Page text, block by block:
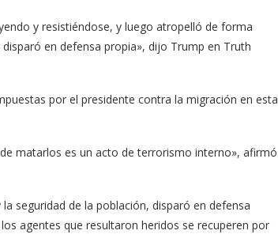
y resistiéndose, y luego atropelló de forma
en defensa propia», dijo Trump en Truth
por el presidente contra la migración en esta
matarlos es un acto de terrorismo interno», afirmó
seguridad de la población, disparó en defensa
agentes que resultaron heridos se recuperen por